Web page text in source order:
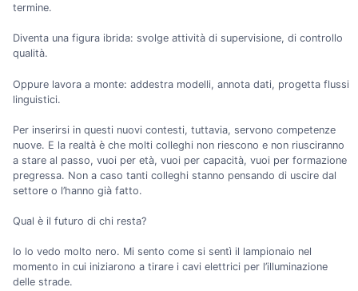
termine.
Diventa una figura ibrida: svolge attività di supervisione, di controllo
qualità.
Oppure lavora a monte: addestra modelli, annota dati, progetta flussi
linguistici.
Per inserirsi in questi nuovi contesti, tuttavia, servono competenze
nuove. E la realtà è che molti colleghi non riescono e non riusciranno
a stare al passo, vuoi per età, vuoi per capacità, vuoi per formazione
pregressa. Non a caso tanti colleghi stanno pensando di uscire dal
settore o l’hanno già fatto.
Qual è il futuro di chi resta?
Io lo vedo molto nero. Mi sento come si sentì il lampionaio nel
momento in cui iniziarono a tirare i cavi elettrici per l’illuminazione
delle strade.